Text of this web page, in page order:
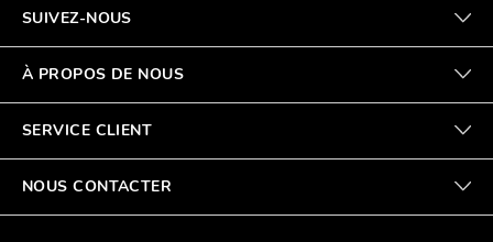
SUIVEZ-NOUS
À PROPOS DE NOUS
SERVICE CLIENT
NOUS CONTACTER